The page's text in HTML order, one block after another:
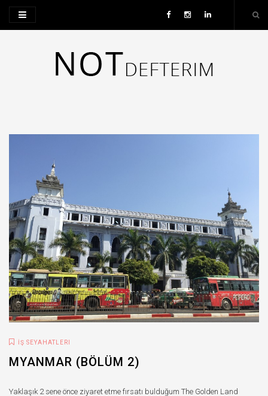
İŞ SEYAHATLERI
MYANMAR (BÖLÜM 2)
Yaklaşık 2 sene önce ziyaret etme fırsatı bulduğum The Golden Land